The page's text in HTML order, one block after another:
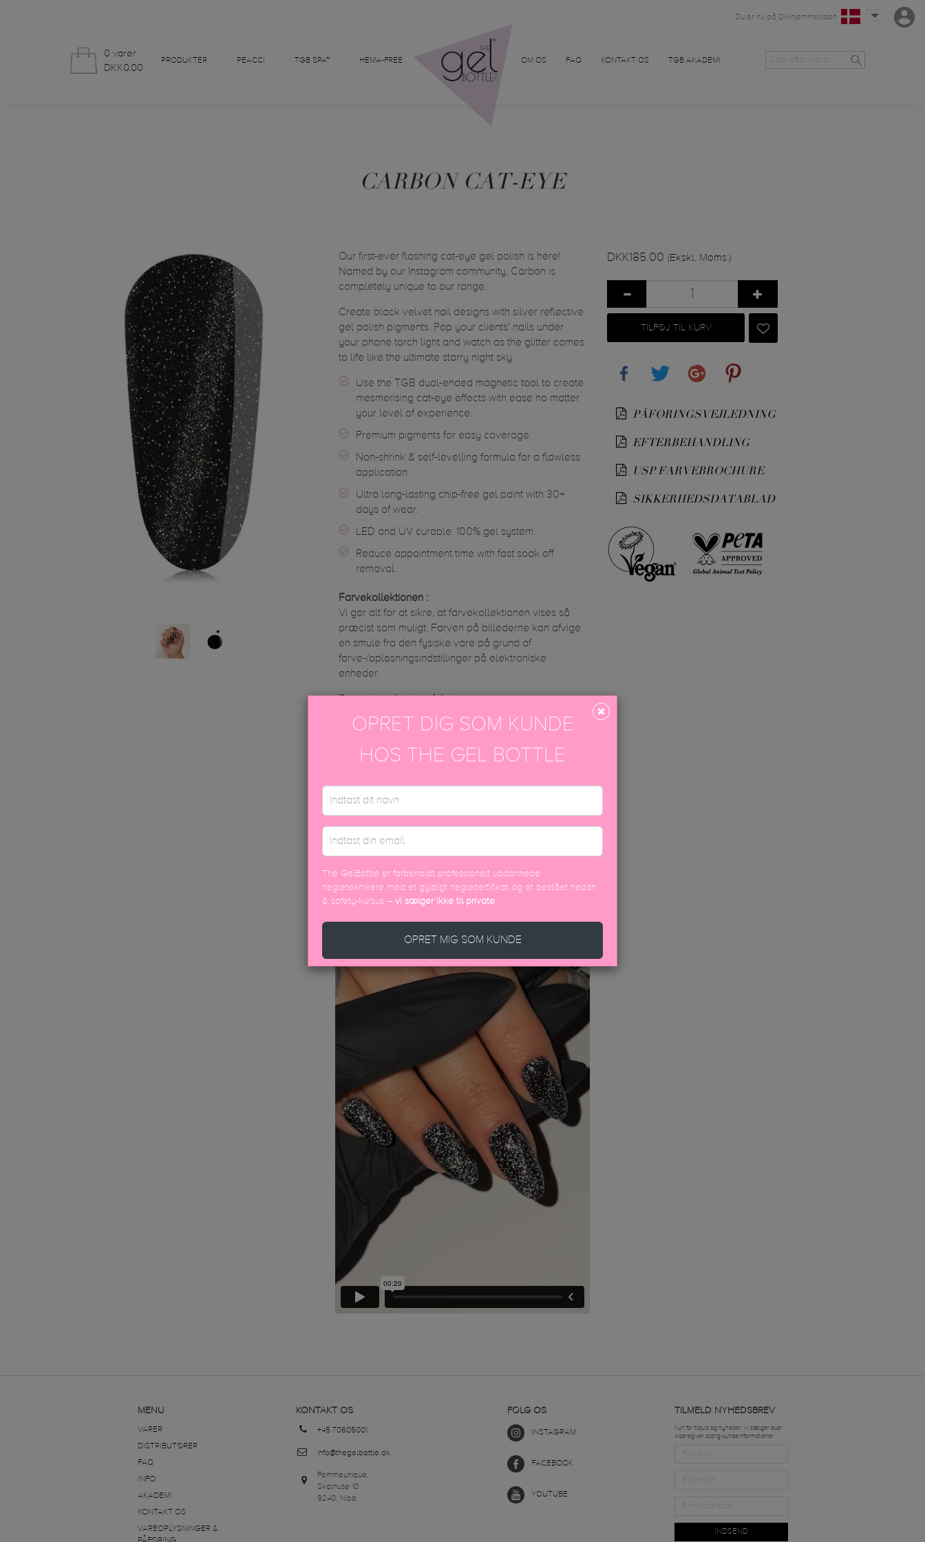
0 varer
DKK0.00
PRODUKTER PEACCI TGB SPA™ HEMA-FREE OM OS FAQ KONTAKT OS TGB AKADEMI
Du er nu på DK-hjemmesiden
CARBON CAT-EYE
Our first-ever flashing cat-eye gel polish is here!
Named by our Instagram community, Carbon is
completely unique to our range.
Create black velvet nail designs with silver reflective
gel polish pigments. Pop your clients' nails under
your phone torch light and watch as the glitter comes
to life like the ultimate starry night sky.
Use the TGB dual-ended magnetic tool to create
mesmerising cat-eye effects with ease no matter
your level of experience.
Premium pigments for easy coverage.
Non-shrink & self-levelling formula for a flawless
application.
Ultra long-lasting chip-free gel paint with 30+
days of wear.
LED and UV curable. 100% gel system.
Reduce appointment time with fast soak off
removal.
Farvekollektionen :
Vi gør alt for at sikre, at farvekollektionen vises så
præcist som muligt. Farven på billederne kan afvige
en smule fra den fysiske vare på grund af
farve-/opløsningsindstillinger på elektroniske
enheder.
Farven kan findes på følgende tag
#tgbcarbon
DKK185.00 (Ekskl. Moms.)
TILFØJ TIL KURV
PÅFØRINGSVEJLEDNING
EFTERBEHANDLING
USP FARVEBROCHURE
SIKKERHEDSDATABLAD
DISCOVER MORE
MENU
VARER
DISTRIBUTØRER
FAQ
INFO
AKADEMI
KONTAKT OS
VAREOPLYSNINGER &
KONTAKT OS
+45 70605001
info@thegelbottle.dk
Femmeunique,
Skalhuse 10
9240, Nibe
FØLG OS
INSTAGRAM
FACEBOOK
YOUTUBE
TILMELD NYHEDSBREV
Kun for tilbud og nyheder. Vi sælger eller
videregiver aldrig kundeinformationer.
INDSEND
OPRET DIG SOM KUNDE
HOS THE GEL BOTTLE
The GelBottle er forbeholdt professionelt uddannede
negleteknikere med et gyldigt neglecertifikat og et bestået health
& safety-kursus – vi sælger ikke til private
OPRET MIG SOM KUNDE